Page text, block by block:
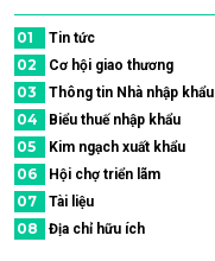
01 Tin tức
02 Cơ hội giao thương
03 Thông tin Nhà nhập khẩu
04 Biểu thuế nhập khẩu
05 Kim ngạch xuất khẩu
06 Hội chợ triển lãm
07 Tài liệu
08 Địa chỉ hữu ích